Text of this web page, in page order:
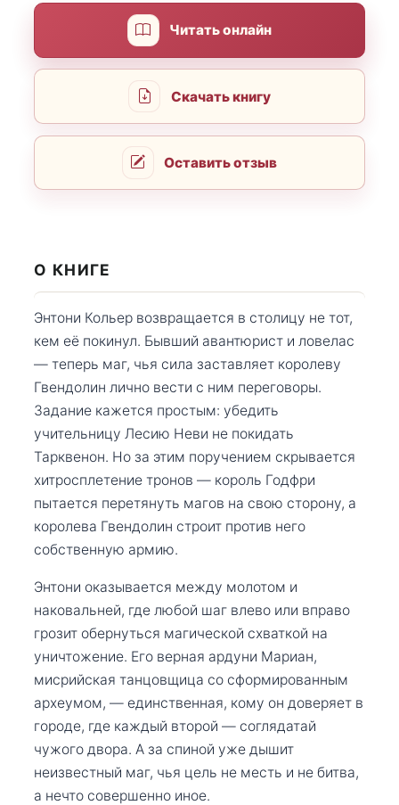
Читать онлайн
Скачать книгу
Оставить отзыв
О КНИГЕ
Энтони Кольер возвращается в столицу не тот,
кем её покинул. Бывший авантюрист и ловелас
— теперь маг, чья сила заставляет королеву
Гвендолин лично вести с ним переговоры.
Задание кажется простым: убедить
учительницу Лесию Неви не покидать
Тарквенон. Но за этим поручением скрывается
хитросплетение тронов — король Годфри
пытается перетянуть магов на свою сторону, а
королева Гвендолин строит против него
собственную армию.
Энтони оказывается между молотом и
наковальней, где любой шаг влево или вправо
грозит обернуться магической схваткой на
уничтожение. Его верная ардуни Мариан,
мисрийская танцовщица со сформированным
археумом, — единственная, кому он доверяет в
городе, где каждый второй — соглядатай
чужого двора. А за спиной уже дышит
неизвестный маг, чья цель не месть и не битва,
а нечто совершенно иное.